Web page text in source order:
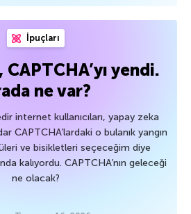
İpuçları
CAPTCHA’yı yendi.
ne var?
internet kullanıcıları, yapay zeka
CAPTCHA’lardaki o bulanık yangın
ve bisikletleri seçeceğim diye
kalıyordu. CAPTCHA’nın geleceği
ne olacak?